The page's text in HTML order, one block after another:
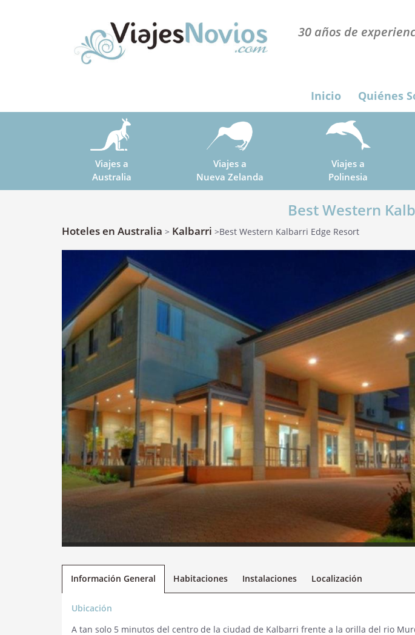
30 años de
Inicio Quiénes
Viajes a
Australia
Viajes a
Nueva Zelanda
Viajes a
Polinesia
Best Western
Hoteles en Australia > Kalbarri >Best Western Kalbarri Edge Resort
Información General Habitaciones Instalaciones Localización
Ubicación
A tan solo 5 minutos del centro de la ciudad de Kalbarri frente a la orilla del rio